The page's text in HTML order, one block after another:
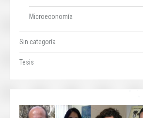
Microeconomía
Sin categoría
Tesis